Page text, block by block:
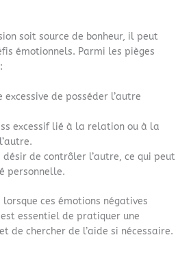
soit source de bonheur, il peut
émotionnels. Parmi les pièges
excessive de posséder l’autre
excessif lié à la relation ou à la
désir de contrôler l’autre, ce qui peut
personnelle.
ces émotions négatives
essentiel de pratiquer une
de chercher de l’aide si nécessaire.